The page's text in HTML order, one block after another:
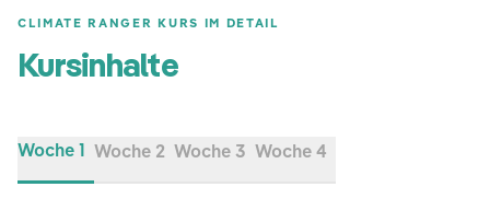
CLIMATE RANGER KURS IM DETAIL
Kursinhalte
Woche 1 Woche 2 Woche 3 Woche 4